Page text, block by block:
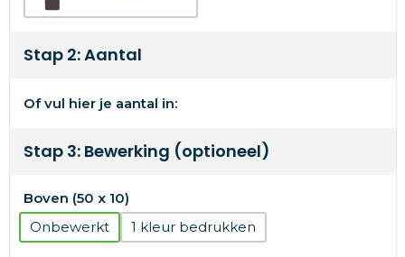
Stap 2: Aantal
Of vul hier je aantal in:
Stap 3: Bewerking (optioneel)
Boven (50 x 10)
Onbewerkt
1